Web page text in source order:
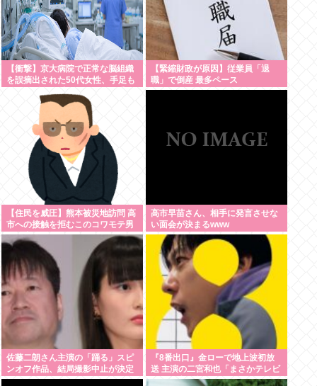
【衝撃】京大病院で正常な脳組織
を誤摘出された50代女性、手足も
状態に…「意識はある」
【緊縮財政が原因】従業員「退
職」で倒産 最多ペース
【住民を威圧】熊本被災地訪問 高
市への接触を拒むこのコワモテ男
は何者？
高市早苗さん、相手に発言させな
い面会が決まるwww
佐藤二朗さん主演の「踊る」スピ
ンオフ作品、結局撮影中止が決定
www
『8番出口』金ローで地上波初放
送 主演の二宮和也「まさかテレビ
にまで迷い込んでしまうとは」